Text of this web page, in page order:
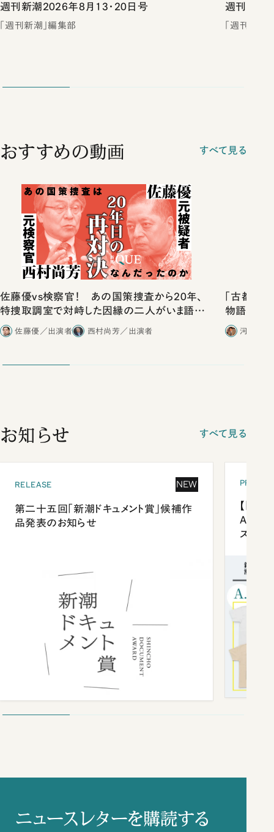
週刊新潮2026年8月13・20日号
「週刊新潮」編集部
週刊新潮
「週刊新潮
おすすめの動画 すべて見る
佐藤優vs検察官！ あの国策捜査から20年、
特捜取調室で対峙した因縁の二人がいま語り
合ったこと
佐藤優／出演者 西村尚芳／出演者
「古都」
物語」に
河野有
お知らせ すべて見る
RELEASE NEW
第二十五回「新潮ドキュメント賞」候補作
品発表のお知らせ
【「新
ズプレ
ニュースレターを購読する